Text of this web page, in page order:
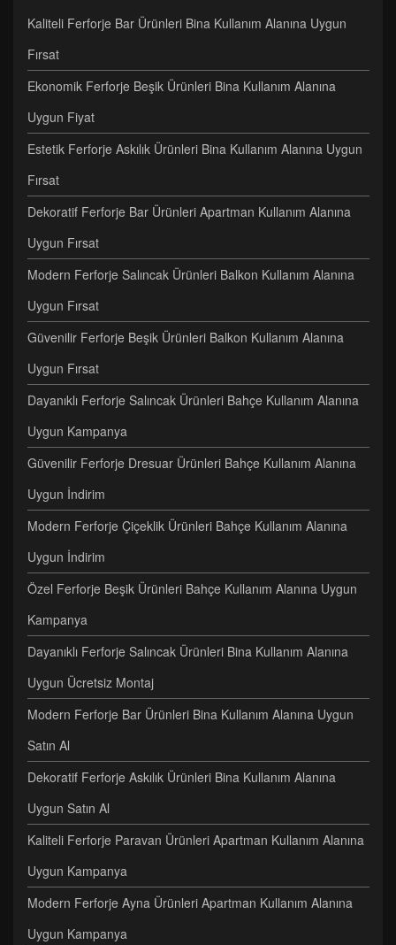
Kaliteli Ferforje Bar Ürünleri Bina Kullanım Alanına Uygun
Fırsat
Ekonomik Ferforje Beşik Ürünleri Bina Kullanım Alanına
Uygun Fiyat
Estetik Ferforje Askılık Ürünleri Bina Kullanım Alanına Uygun
Fırsat
Dekoratif Ferforje Bar Ürünleri Apartman Kullanım Alanına
Uygun Fırsat
Modern Ferforje Salıncak Ürünleri Balkon Kullanım Alanına
Uygun Fırsat
Güvenilir Ferforje Beşik Ürünleri Balkon Kullanım Alanına
Uygun Fırsat
Dayanıklı Ferforje Salıncak Ürünleri Bahçe Kullanım Alanına
Uygun Kampanya
Güvenilir Ferforje Dresuar Ürünleri Bahçe Kullanım Alanına
Uygun İndirim
Modern Ferforje Çiçeklik Ürünleri Bahçe Kullanım Alanına
Uygun İndirim
Özel Ferforje Beşik Ürünleri Bahçe Kullanım Alanına Uygun
Kampanya
Dayanıklı Ferforje Salıncak Ürünleri Bina Kullanım Alanına
Uygun Ücretsiz Montaj
Modern Ferforje Bar Ürünleri Bina Kullanım Alanına Uygun
Satın Al
Dekoratif Ferforje Askılık Ürünleri Bina Kullanım Alanına
Uygun Satın Al
Kaliteli Ferforje Paravan Ürünleri Apartman Kullanım Alanına
Uygun Kampanya
Modern Ferforje Ayna Ürünleri Apartman Kullanım Alanına
Uygun Kampanya